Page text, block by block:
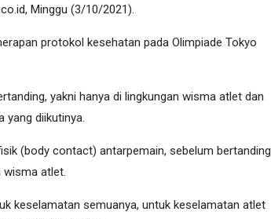
Minggu (3/10/2021).
protokol kesehatan pada Olimpiade Tokyo
yakni hanya di lingkungan wisma atlet dan
yang diikutinya.
(body contact) antarpemain, sebelum bertanding
wisma atlet.
keselamatan semuanya, untuk keselamatan atlet